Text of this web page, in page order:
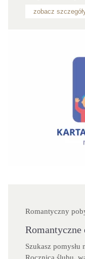
zobacz
Romantyczny
Szukasz pomysłu